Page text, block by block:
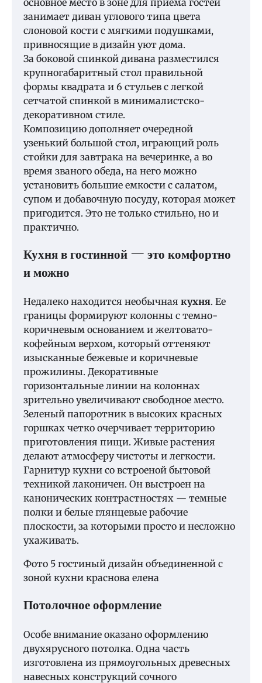
занимает диван углового типа цвета
слоновой кости с мягкими подушками,
привносящие в дизайн уют дома.
За боковой спинкой дивана разместился
крупногабаритный стол правильной
формы квадрата и 6 стульев с легкой
сетчатой спинкой в минималистско-
декоративном стиле.
Композицию дополняет очередной
узенький большой стол, играющий роль
стойки для завтрака на вечеринке, а во
время званого обеда, на него можно
установить большие емкости с салатом,
супом и добавочную посуду, которая может
пригодится. Это не только стильно, но и
практично.
Кухня в гостинной — это комфортно
и можно
Недалеко находится необычная кухня. Ее
границы формируют колонны с темно-
коричневым основанием и желтовато-
кофейным верхом, который оттеняют
изысканные бежевые и коричневые
прожилины. Декоративные
горизонтальные линии на колоннах
зрительно увеличивают свободное место.
Зеленый папоротник в высоких красных
горшках четко очерчивает территорию
приготовления пищи. Живые растения
делают атмосферу чистоты и легкости.
Гарнитур кухни со встроеной бытовой
техникой лаконичен. Он выстроен на
канонических контрастностях — темные
полки и белые глянцевые рабочие
плоскости, за которыми просто и несложно
ухаживать.
Фото 5 гостиный дизайн объединенной с
зоной кухни краснова елена
Потолочное оформление
Особе внимание оказано оформлению
двухярусного потолка. Одна часть
изготовлена из прямоугольных древесных
навесных конструкций сочного